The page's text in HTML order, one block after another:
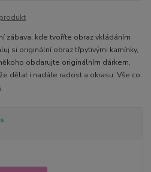
zábava, kde tvoříte obraz vkládáním
si originální obraz třpytivými kamínky,
obdarujte originálním dárkem,
dělat i nadále radost a okrasu. Vše co